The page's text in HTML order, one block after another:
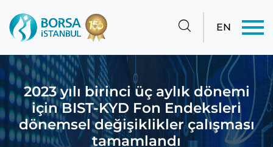
EN
2023 yılı birinci üç aylık dönemi
için BIST-KYD Fon Endeksleri
dönemsel değişiklikler çalışması
tamamlandı